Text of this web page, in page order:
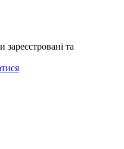
та